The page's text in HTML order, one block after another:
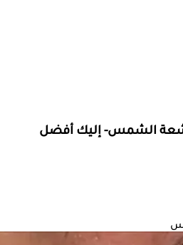
الشمس- إليك أفضل